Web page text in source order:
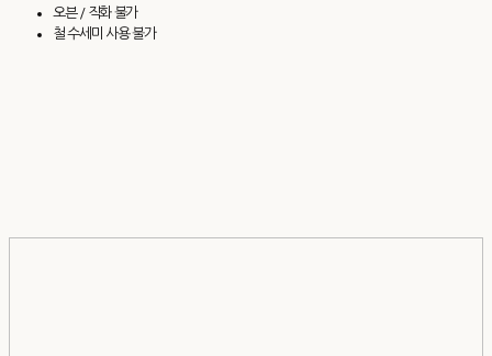
오븐 / 직화 불가
철 수세미 사용 불가